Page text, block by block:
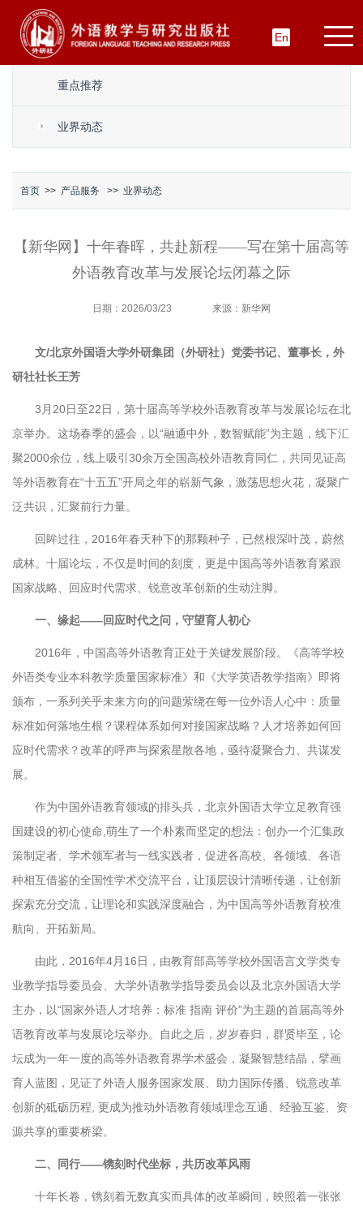
En
重点推荐
业界动态
首页 >> 产品服务 >> 业界动态
【新华网】十年春晖，共赴新程——写在第十届高等
外语教育改革与发展论坛闭幕之际
日期：2026/03/23 来源：新华网
文/北京外国语大学外研集团（外研社）党委书记、董事长，外
研社社长王芳
3月20日至22日，第十届高等学校外语教育改革与发展论坛在北
京举办。这场春季的盛会，以“融通中外，数智赋能”为主题，线下汇
聚2000余位，线上吸引30余万全国高校外语教育同仁，共同见证高
等外语教育在“十五五”开局之年的崭新气象，激荡思想火花，凝聚广
泛共识，汇聚前行力量。
回眸过往，2016年春天种下的那颗种子，已然根深叶茂，蔚然
成林。十届论坛，不仅是时间的刻度，更是中国高等外语教育紧跟
国家战略、回应时代需求、锐意改革创新的生动注脚。
一、缘起——回应时代之问，守望育人初心
2016年，中国高等外语教育正处于关键发展阶段。《高等学校
外语类专业本科教学质量国家标准》和《大学英语教学指南》即将
颁布，一系列关乎未来方向的问题萦绕在每一位外语人心中：质量
标准如何落地生根？课程体系如何对接国家战略？人才培养如何回
应时代需求？改革的呼声与探索星散各地，亟待凝聚合力、共谋发
展。
作为中国外语教育领域的排头兵，北京外国语大学立足教育强
国建设的初心使命,萌生了一个朴素而坚定的想法：创办一个汇集政
策制定者、学术领军者与一线实践者，促进各高校、各领域、各语
种相互借鉴的全国性学术交流平台，让顶层设计清晰传递，让创新
探索充分交流，让理论和实践深度融合，为中国高等外语教育校准
航向、开拓新局。
由此，2016年4月16日，由教育部高等学校外国语言文学类专
业教学指导委员会、大学外语教学指导委员会以及北京外国语大学
主办，以“国家外语人才培养：标准 指南 评价”为主题的首届高等外
语教育改革与发展论坛举办。自此之后，岁岁春归，群贤毕至，论
坛成为一年一度的高等外语教育界学术盛会，凝聚智慧结晶，擘画
育人蓝图，见证了外语人服务国家发展、助力国际传播、锐意改革
创新的砥砺历程, 更成为推动外语教育领域理念互通、经验互鉴、资
源共享的重要桥梁。
二、同行——镌刻时代坐标，共历改革风雨
十年长卷，镌刻着无数真实而具体的改革瞬间，映照着一张张